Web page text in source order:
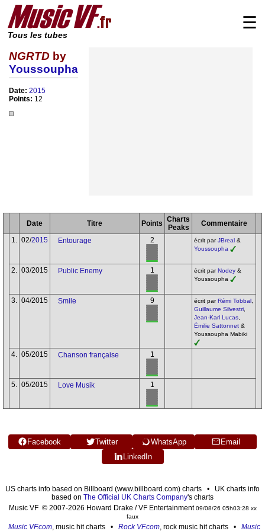
Tous les tubes
☰
NGRTD by
Youssoupha
Date: 2015
Points: 12
Date Titre Points Charts
Peaks
Commentaire
1.
02/2015 Entourage 2 écrit parJBreal &
Youssoupha
2. 03/2015 Public Enemy 1 écrit parNodey &
Youssoupha
3. 04/2015 Smile 9 écrit parRémi Tobbal
Guillaume Silvestri
Jean-Karl Lucas
Émilie Sattonnet &
Youssoupha Mabiki
4. 05/2015 Chanson française 1
5. 05/2015 Love Musik 1
Facebook Twitter WhatsApp
Email
LinkedIn
US charts info based on Billboard (www.billboard.com) charts • UK charts info
based on The Official UK Charts Company's charts
Music VF © 2007-2026 Howard Drake / VF Entertainment09/08/26 05h03:28 xx
faux
Music VF.com , music hit charts • Rock VF.com , rock music hit charts • Music